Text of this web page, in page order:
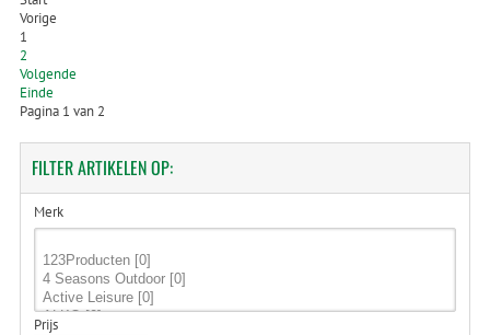
Vorige
1
2
Volgende
Einde
Pagina 1 van 2
FILTERARTIKELEN OP:
Merk
Prijs